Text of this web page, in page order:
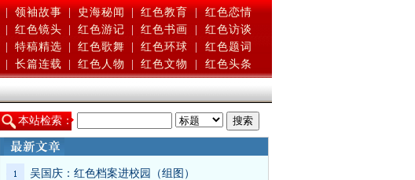
| 领袖故事 | 史海秘闻 | 红色教育 |
红色恋情
红色镜头 红色游记 红色书画
红色访谈
特稿精选 红色歌舞 红色环球
红色题词
长篇连载 红色人物 红色文物 红色头条
本站检索：
吴国庆：红色档案进校园（组图）